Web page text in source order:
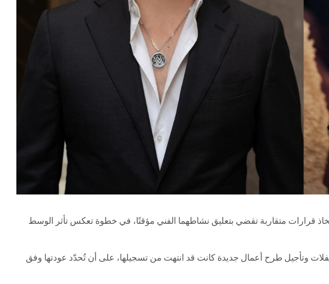
قرارات متقاربة تقضي بتعليق نشاطهما الفني مؤقتًا، في خطوة تعكس تأثر الوسط
وتأجيل طرح أعمال جديدة كانت قد انتهت من تسجيلها، على أن تُحدّد عودتها وفق